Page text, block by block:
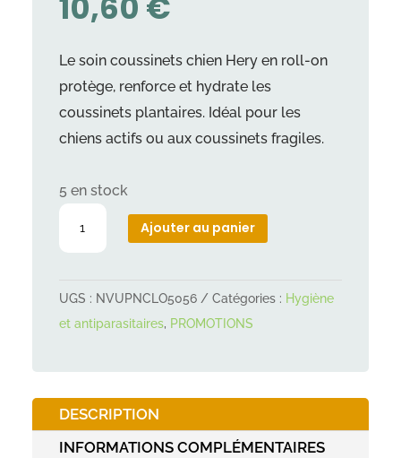
Le soin coussinets chien Hery en roll-on
protège, renforce et hydrate les
coussinets plantaires. Idéal pour les
chiens actifs ou aux coussinets fragiles.
5 en stock
coussinets
roll-
Ajouter au panier
UGS : NVUPNCLO5056 Catégories : Hygiène
et antiparasitaires, PROMOTIONS
DESCRIPTION
INFORMATIONS COMPLÉMENTAIRES